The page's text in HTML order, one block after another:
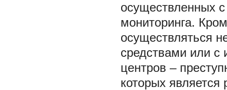
осуществленных
мониторинга.
осуществляться
средствами или с
центров –
которых